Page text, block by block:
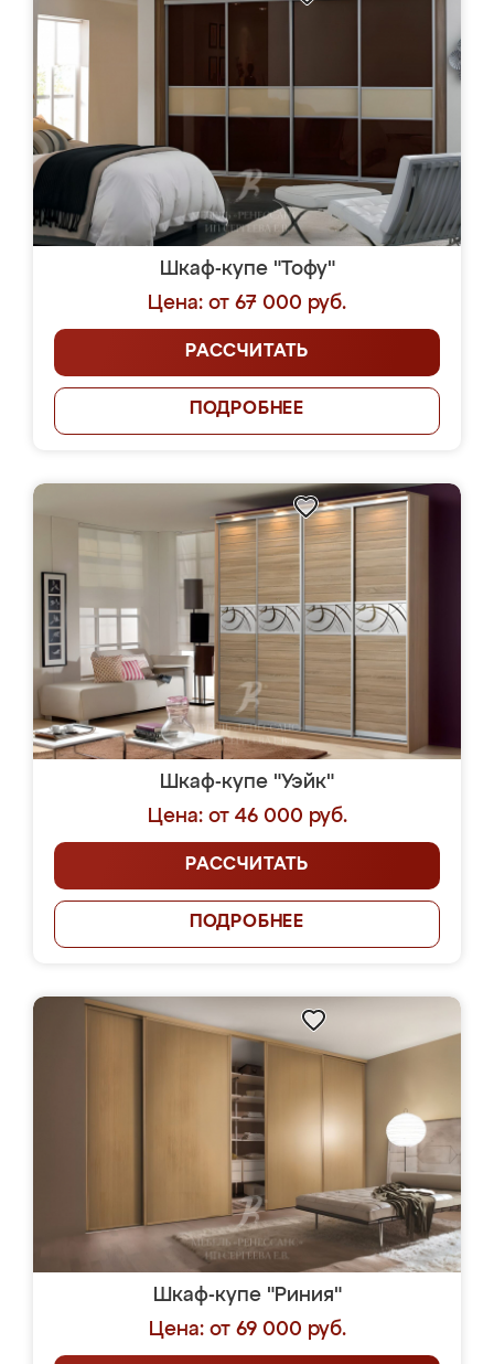
Шкаф-купе "Тофу"
Цена: от 67 000 руб.
РАССЧИТАТЬ
ПОДРОБНЕЕ
Шкаф-купе "Уэйк"
Цена: от 46 000 руб.
РАССЧИТАТЬ
ПОДРОБНЕЕ
Шкаф-купе "Риния"
Цена: от 69 000 руб.